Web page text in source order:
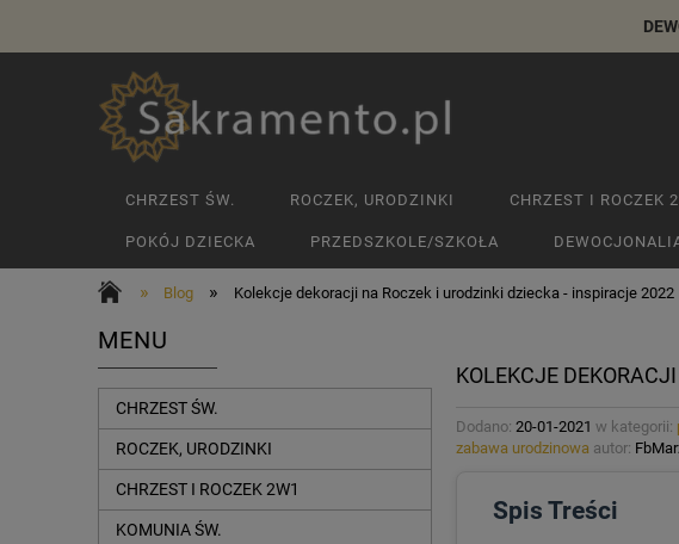
CHRZEST ŚW. ROCZEK, URODZINKI CHRZEST I ROCZEK
POKÓJ DZIECKA PRZEDSZKOLE/SZKOŁA
» Blog » Kolekcje dekoracji na Roczek i urodzinki dziecka - inspiracje 2022
MENU
CHRZEST ŚW.
ROCZEK, URODZINKI
CHRZEST I ROCZEK 2W1
KOMUNIA ŚW.
KOLEKCJE
Dodano: 20-01-2021 w kategorii:
zabawa urodzinowa autor:
Spis Treści